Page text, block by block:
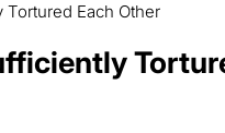
Tortured Each Other